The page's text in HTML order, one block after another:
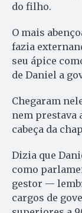
do filho.
O mais
fazia
seu ápice
de Daniel a
Chegaram
nem prestava
cabeça da
Dizia que
como
gestor —
cargos de